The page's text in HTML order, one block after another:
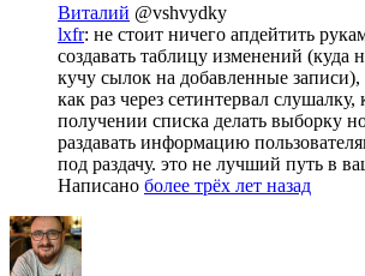
Виталий @vshvydky
lxfr: не стоит ничего апдейтить
создавать таблицу изменений (куда
кучу сылок на добавленные записи),
как раз через сетинтервал слушалку,
получении списка делать выборку
раздавать информацию
под раздачу. это не лучший путь в
Написано более трёх лет назад